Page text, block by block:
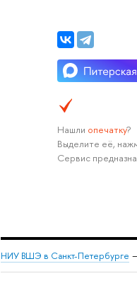
Нашли опечатку?
Выделите её,
Сервис
НИУ ВШЭ в Санкт-Петербурге